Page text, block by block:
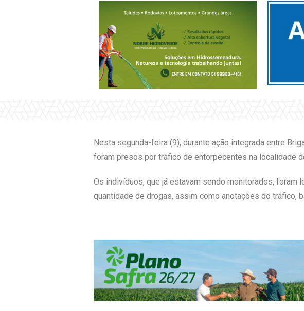
Nesta segunda-feira (9), durante ação integrada entre
foram presos por tráfico de entorpecentes na localidade
Os indivíduos, que já estavam sendo monitorados, foram
quantidade de drogas, assim como anotações do tráfico,